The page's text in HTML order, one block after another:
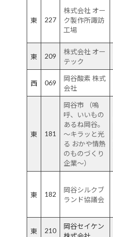
東 227
株式会社 オー
ク製作所諏訪
工場
東 209
株式会社 オー
テック
西 069
岡谷酸素 株式
会社
東 181
岡谷市 （嗚
呼、いいもの
あるね岡谷。
～キラッと光
る おかや情熱
のものづくり
企業～）
東 182
岡谷シルクブ
ランド協議会
東 210
岡谷セイケン